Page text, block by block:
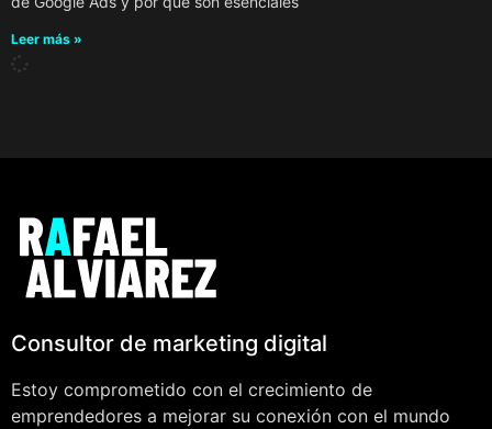
Leer más »
Consultor de marketing digital
Estoy comprometido con el crecimiento de
emprendedores a mejorar su conexión con el mundo